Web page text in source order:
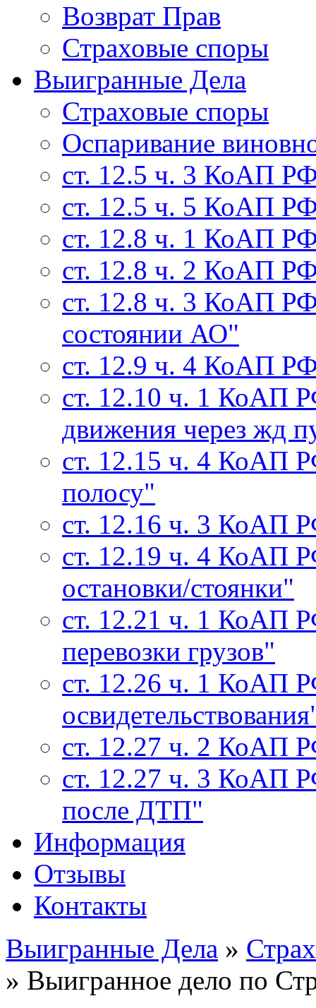
Возврат Прав
Страховые споры
Выигранные Дела
Страховые споры
Оспаривание
ст. 12.5 ч. 3 КоАП
ст. 12.5 ч. 5 КоАП
ст. 12.8 ч. 1 КоАП
ст. 12.8 ч. 2 КоАП
ст. 12.8 ч. 3 КоАП РФ
состоянии АО"
ст. 12.9 ч. 4 КоАП
ст. 12.10 ч. 1 КоАП
движения через жд
ст. 12.15 ч. 4 КоАП
полосу"
ст. 12.16 ч. 3 КоАП
ст. 12.19 ч. 4 КоАП
остановки/стоянки"
ст. 12.21 ч. 1 КоАП
перевозки грузов"
ст. 12.26 ч. 1 КоАП
ст. 12.27 ч. 2 КоАП
ст. 12.27 ч. 3 КоАП
после ДТП"
Информация
Отзывы
Контакты
Выигранные Дела »
» Выигранное дело по